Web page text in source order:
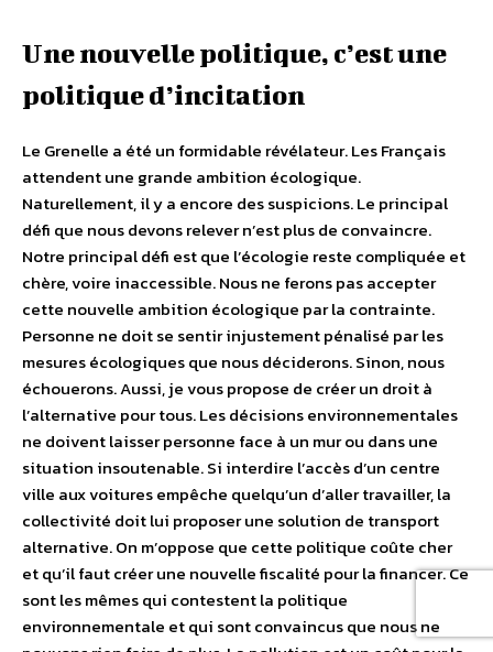
Une nouvelle politique, c’est une
politique d’incitation
Le Grenelle a été un formidable révélateur. Les Français
attendent une grande ambition écologique.
Naturellement, il y a encore des suspicions. Le principal
défi que nous devons relever n’est plus de convaincre.
Notre principal défi est que l’écologie reste compliquée et
chère, voire inaccessible. Nous ne ferons pas accepter
cette nouvelle ambition écologique par la contrainte.
Personne ne doit se sentir injustement pénalisé par les
mesures écologiques que nous déciderons. Sinon, nous
échouerons. Aussi, je vous propose de créer un droit à
l’alternative pour tous. Les décisions environnementales
ne doivent laisser personne face à un mur ou dans une
situation insoutenable. Si interdire l’accès d’un centre
ville aux voitures empêche quelqu’un d’aller travailler, la
collectivité doit lui proposer une solution de transport
alternative. On m’oppose que cette politique coûte cher
et qu’il faut créer une nouvelle fiscalité pour la financer. Ce
sont les mêmes qui contestent la politique
environnementale et qui sont convaincus que nous ne